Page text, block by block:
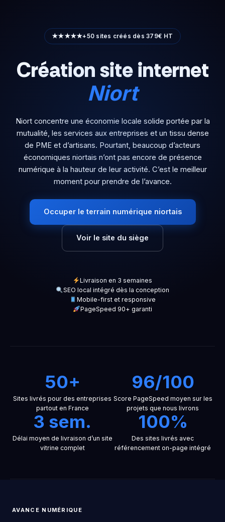
★★★★★+50 sites créés dès 379€ HT
Création site internet
Niort
Niort concentre une économie locale solide portée par la
mutualité, les services aux entreprises et un tissu dense
de PME et d’artisans. Pourtant, beaucoup d’acteurs
économiques niortais n’ont pas encore de présence
numérique à la hauteur de leur activité. C’est le meilleur
moment pour prendre de l’avance.
Occuper le terrain numérique niortais
Voir le site du siège
Livraison en 3 semaines
SEO local intégré dès la conception
Mobile-first et responsive
PageSpeed 90+ garanti
50+
Sites livrés pour des entreprises
partout en France
96/100
Score PageSpeed moyen sur les
projets que nous livrons
3 sem.
Délai moyen de livraison d’un site
vitrine complet
100%
Des sites livrés avec
référencement on-page intégré
AVANCE NUMÉRIQUE